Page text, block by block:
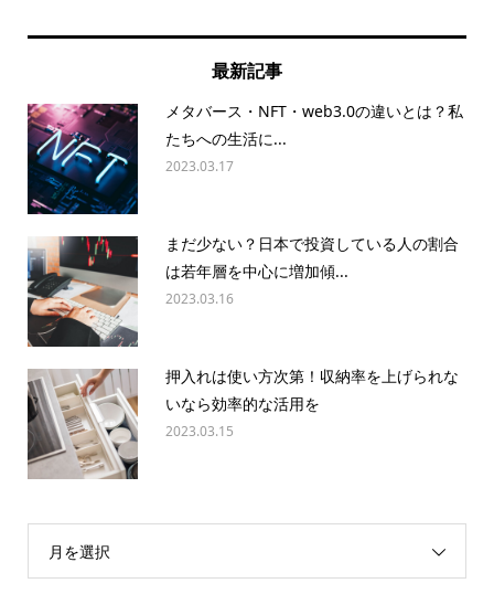
最新記事
メタバース・NFT・web3.0の違いとは？私
たちへの生活に...
2023.03.17
まだ少ない？日本で投資している人の割合
は若年層を中心に増加傾...
2023.03.16
押入れは使い方次第！収納率を上げられな
いなら効率的な活用を
2023.03.15
月を選択